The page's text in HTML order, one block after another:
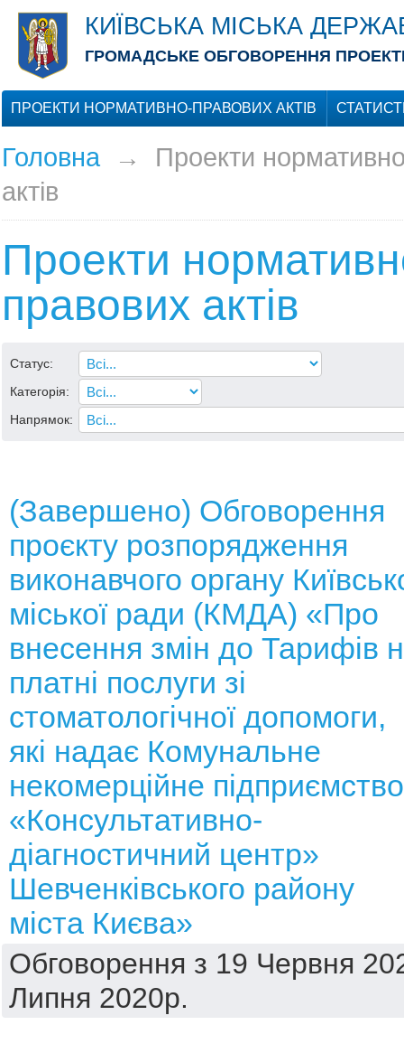
КИЇВСЬКА МІСЬКА
ГРОМАДСЬКЕ ОБГОВОРЕННЯ
ПРОЕКТИ НОРМАТИВНО-ПРАВОВИХ АКТІВ
Головна→ Проекти
актів
Проекти
правових актів
Статус:
Категорія:
Напрямок:
(Завершено) Обговорення
проєкту розпорядження
виконавчого органу
міської ради (КМДА) «Про
внесення змін до Тарифів
платні послуги зі
стоматологічної допомоги,
які надає Комунальне
некомерційне підприємство
«Консультативно-
діагностичний центр»
Шевченківського району
міста Києва»
Обговорення з 19 Червня
Липня 2020р.